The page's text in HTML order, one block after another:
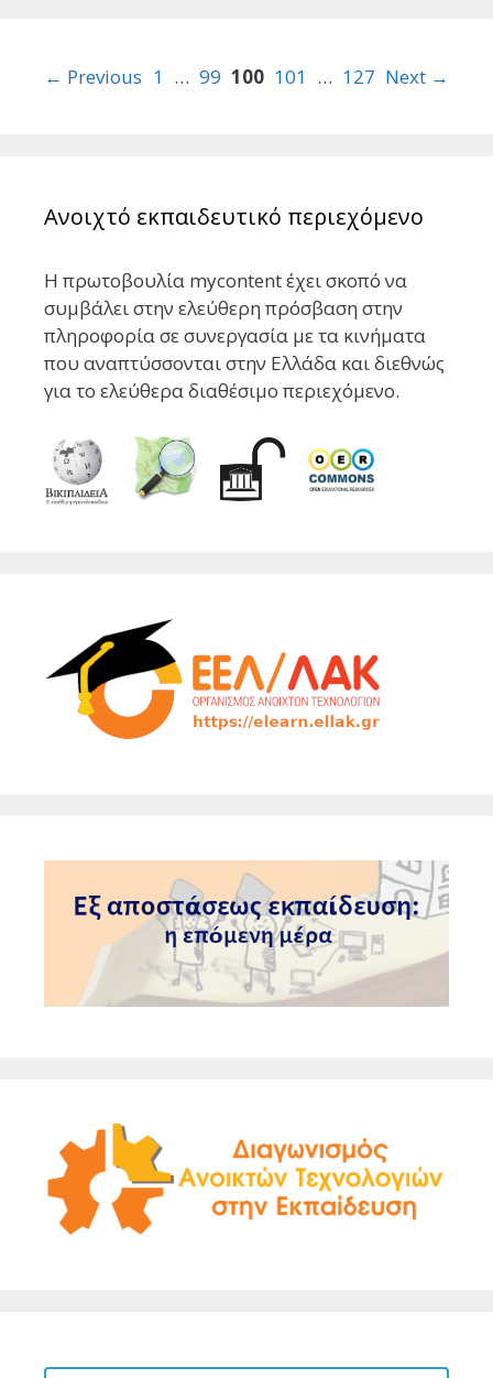
Post
← Previous 1 … 99 100 101 … 127 Next →
Ανοιχτό εκπαιδευτικό περιεχόμενο
Η πρωτοβουλία mycontent έχει σκοπό να
συμβάλει στην ελεύθερη πρόσβαση στην
πληροφορία σε συνεργασία με τα κινήματα
που αναπτύσσονται στην Ελλάδα και διεθνώς
για το ελεύθερα διαθέσιμο περιεχόμενο.